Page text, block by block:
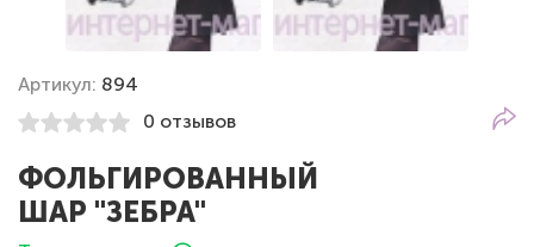
Артикул: 894
0 отзывов
ФОЛЬГИРОВАННЫЙ
ШАР "ЗЕБРА"